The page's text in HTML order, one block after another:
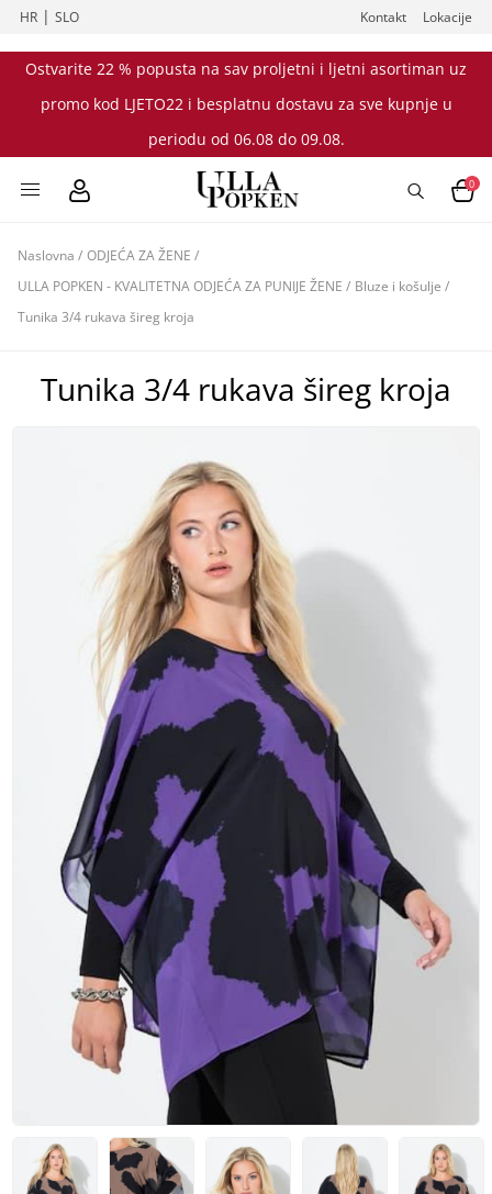
HR |SLO Kontakt Lokacije
Ostvarite 22 % popusta na sav proljetni i ljetni asortiman uz
promo kod LJETO22 i besplatnu dostavu za sve kupnje u
periodu od 06.08 do 09.08.
0
Naslovna / ODJEĆA ZA ŽENE /
ULLA POPKEN - KVALITETNA ODJEĆA ZA PUNIJE ŽENE / Bluze i košulje /
Tunika 3/4 rukava šireg kroja
Tunika 3/4 rukava šireg kroja